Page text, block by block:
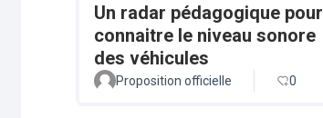
Un radar pédagogique pour
connaitre le niveau sonore
des véhicules
Proposition officielle 0